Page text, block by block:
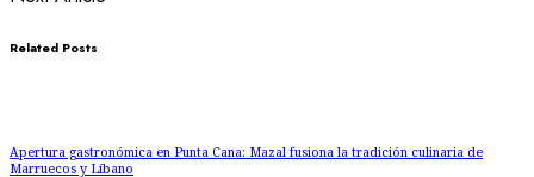
Related Posts
Apertura gastronómica en Punta Cana: Mazal fusiona la tradición culinaria de
Marruecos y Líbano